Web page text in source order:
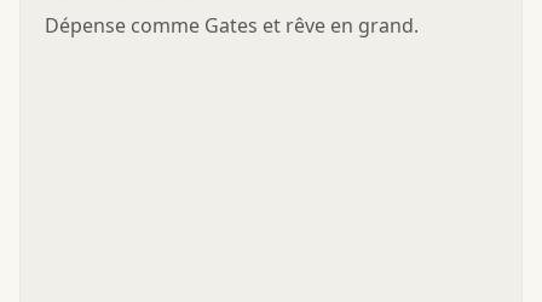
Dépense comme Gates et rêve en grand.